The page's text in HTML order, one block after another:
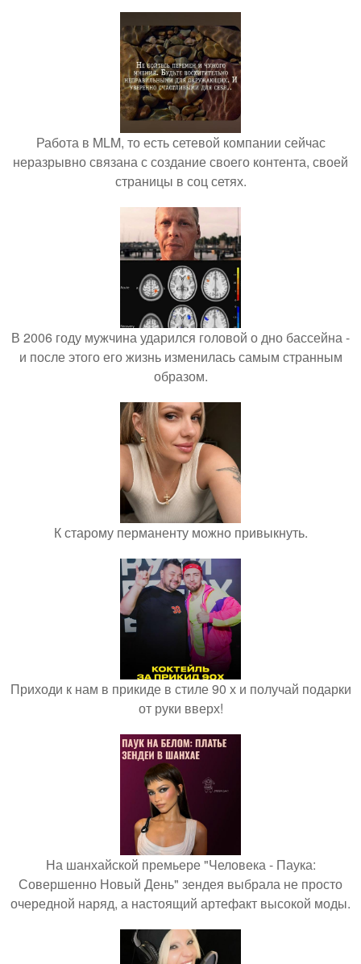
Работа в MLM, то есть сетевой компании сейчас
неразрывно связана с создание своего контента, своей
страницы в соц сетях.
В 2006 году мужчина ударился головой о дно бассейна -
и после этого его жизнь изменилась самым странным
образом.
К старому перманенту можно привыкнуть.
Приходи к нам в прикиде в стиле 90 х и получай подарки
от руки вверх!
На шанхайской премьере "Человека - Паука:
Совершенно Новый День" зендея выбрала не просто
очередной наряд, а настоящий артефакт высокой моды.